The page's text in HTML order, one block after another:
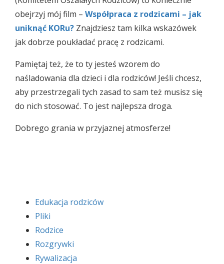
obejrzyj mój film – Współpraca z rodzicami – jak
uniknąć KORu? Znajdziesz tam kilka wskazówek
jak dobrze poukładać pracę z rodzicami.
Pamiętaj też, że to ty jesteś wzorem do
naśladowania dla dzieci i dla rodziców! Jeśli chcesz,
aby przestrzegali tych zasad to sam też musisz się
do nich stosować. To jest najlepsza droga.
Dobrego grania w przyjaznej atmosferze!
Edukacja rodziców
Pliki
Rodzice
Rozgrywki
Rywalizacja